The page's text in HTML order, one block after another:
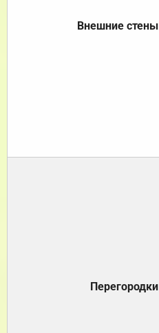
Внешние стены
Перегородки